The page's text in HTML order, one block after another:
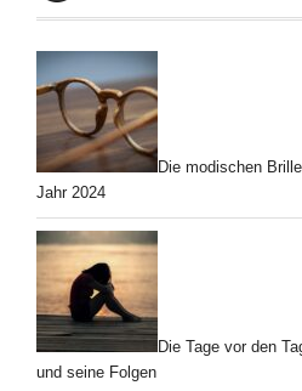
Die modischen
Jahr 2024
Die Tage vor den
und seine Folgen